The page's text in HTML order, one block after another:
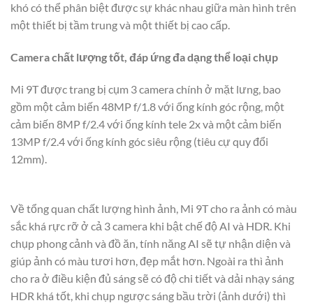
khó có thể phân biệt được sự khác nhau giữa màn hình trên
một thiết bị tầm trung và một thiết bị cao cấp.
Camera chất lượng tốt, đáp ứng đa dạng thể loại chụp
Mi 9T được trang bị cụm 3 camera chính ở mặt lưng, bao
gồm một cảm biến 48MP f/1.8 với ống kính góc rộng, một
cảm biến 8MP f/2.4 với ống kính tele 2x và một cảm biến
13MP f/2.4 với ống kính góc siêu rộng (tiêu cự quy đổi
12mm).
Về tổng quan chất lượng hình ảnh, Mi 9T cho ra ảnh có màu
sắc khá rực rỡ ở cả 3 camera khi bật chế độ AI và HDR. Khi
chụp phong cảnh và đồ ăn, tính năng AI sẽ tự nhận diện và
giúp ảnh có màu tươi hơn, đẹp mắt hơn. Ngoài ra thì ảnh
cho ra ở điều kiện đủ sáng sẽ có độ chi tiết và dải nhạy sáng
HDR khá tốt, khi chụp ngược sáng bầu trời (ảnh dưới) thì